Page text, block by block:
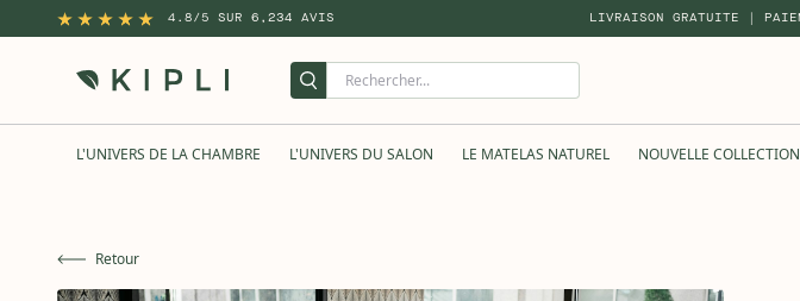
4.8/5 SUR 6,234 AVIS LIVRAISON GRATUITE |
L'UNIVERS DE LA CHAMBRE L'UNIVERS DU SALON LE MATELAS NATUREL NOUVELLE COLLECTION
Retour